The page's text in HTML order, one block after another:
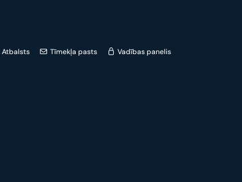
Atbalsts Tīmekļa pasts Vadības panelis